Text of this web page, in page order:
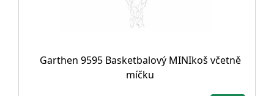
Garthen 9595 Basketbalový MINIkoš včetně
míčku